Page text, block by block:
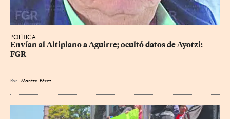
POLÍTICA
Envían al Altiplano a Aguirre; ocultó datos de Ayotzi:
FGR
Por Maritza Pérez